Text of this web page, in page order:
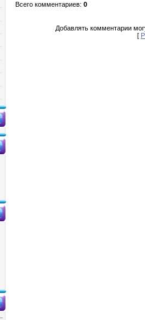
Всего комментариев: 0
Добавлять комментарии
[